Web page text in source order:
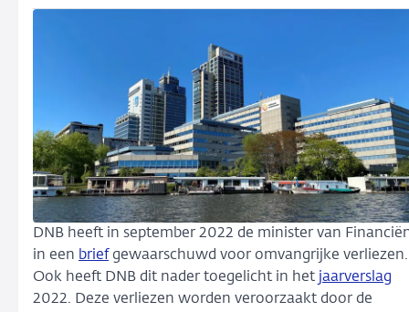
DNB heeft in september 2022 de minister van
in een brief gewaarschuwd voor omvangrijke verliezen.
Ook heeft DNB dit nader toegelicht in het jaarverslag
2022. Deze verliezen worden veroorzaakt door de